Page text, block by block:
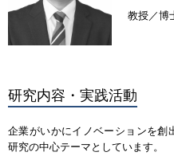
教授／博
研究内容・実践活動
企業がいかにイノベーションを創
研究の中心テーマとしています。